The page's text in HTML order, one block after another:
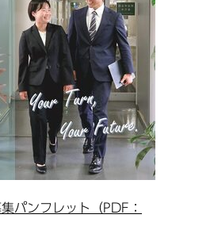
パンフレット（PDF：